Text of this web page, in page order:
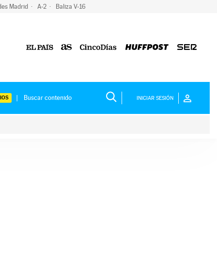
Madrid A-2 Baliza V-16
INICIAR SESIÓN